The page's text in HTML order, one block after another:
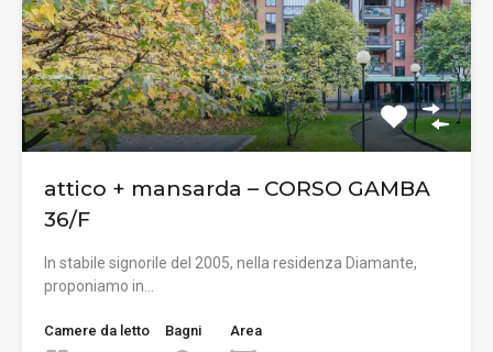
attico + mansarda – CORSO GAMBA
36/F
In stabile signorile del 2005, nella residenza Diamante,
proponiamo in…
Camere da letto
Bagni
Area